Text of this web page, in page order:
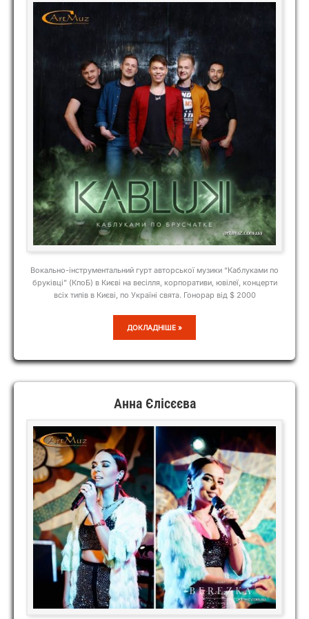
Вокально-інструментальний гурт авторської музики “Каблуками по
бруківці” (КпоБ) в Києві на весілля, корпоративи, ювілеї, концерти
всіх типів в Києві, по Україні свята. Гонорар від $ 2000
ПІДБОРАМИ
ДОКЛАДНІШЕ »
Анна Єлісєєва